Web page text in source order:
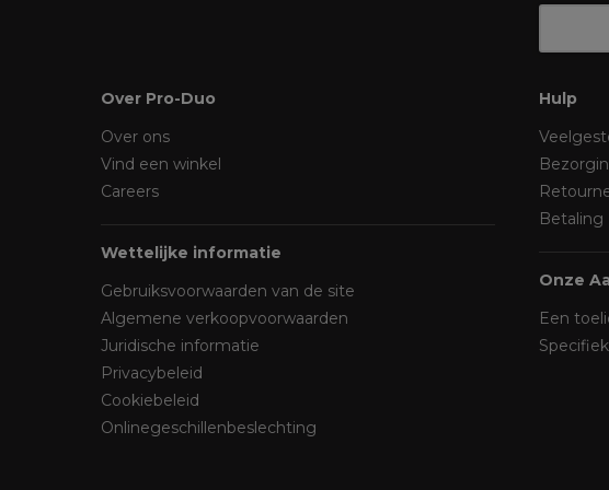
Over Pro-Duo
Over ons
Vind een winkel
Careers
Wettelijke informatie
Gebruiksvoorwaarden van de site
Algemene verkoopvoorwaarden
Juridische informatie
Privacybeleid
Cookiebeleid
Onlinegeschillenbeslechting
Hulp
Betaling
Onze
Een